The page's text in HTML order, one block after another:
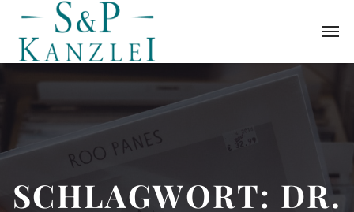
SCHLAGWORT: DR.